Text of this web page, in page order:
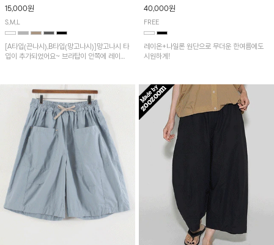
15,000원
S,M,L
[A타입(끈나시),B타입(망고나시)]망고나시 타
입이 추가되었어요~ 브라탑이 안쪽에 레이어
40,000원
FREE
레이온+나일론 원단으로 무더운 한여름에도
시원하게!